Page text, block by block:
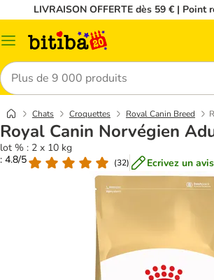
LIVRAISON OFFERTE dès 59 € | Point
Menu
Rechercher
Chats Croquettes Royal Canin Breed
Royal Canin Norvégien
lot % : 2 x 10 kg
: 4.8/5
(32) Ecrivez un avis